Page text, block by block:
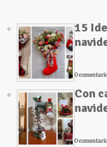
15
0
Con
0